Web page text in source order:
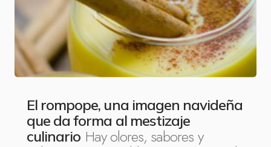
El rompope, una imagen navideña
que da forma al mestizaje
culinario Hay olores, sabores y